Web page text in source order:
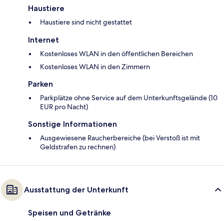
Haustiere
Haustiere sind nicht gestattet
Internet
Kostenloses WLAN in den öffentlichen Bereichen
Kostenloses WLAN in den Zimmern
Parken
Parkplätze ohne Service auf dem Unterkunftsgelände (10
EUR pro Nacht)
Sonstige Informationen
Ausgewiesene Raucherbereiche (bei Verstoß ist mit
Geldstrafen zu rechnen)
Ausstattung der Unterkunft
Speisen und Getränke